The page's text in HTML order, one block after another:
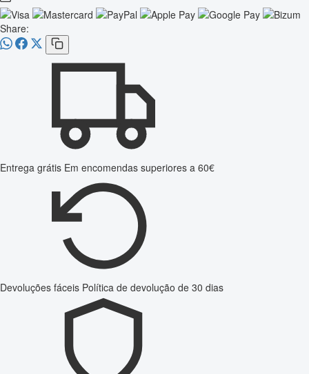
Share:
Entrega grátis Em encomendas superiores a 60€
Devoluções fáceis Política de devolução de 30 dias